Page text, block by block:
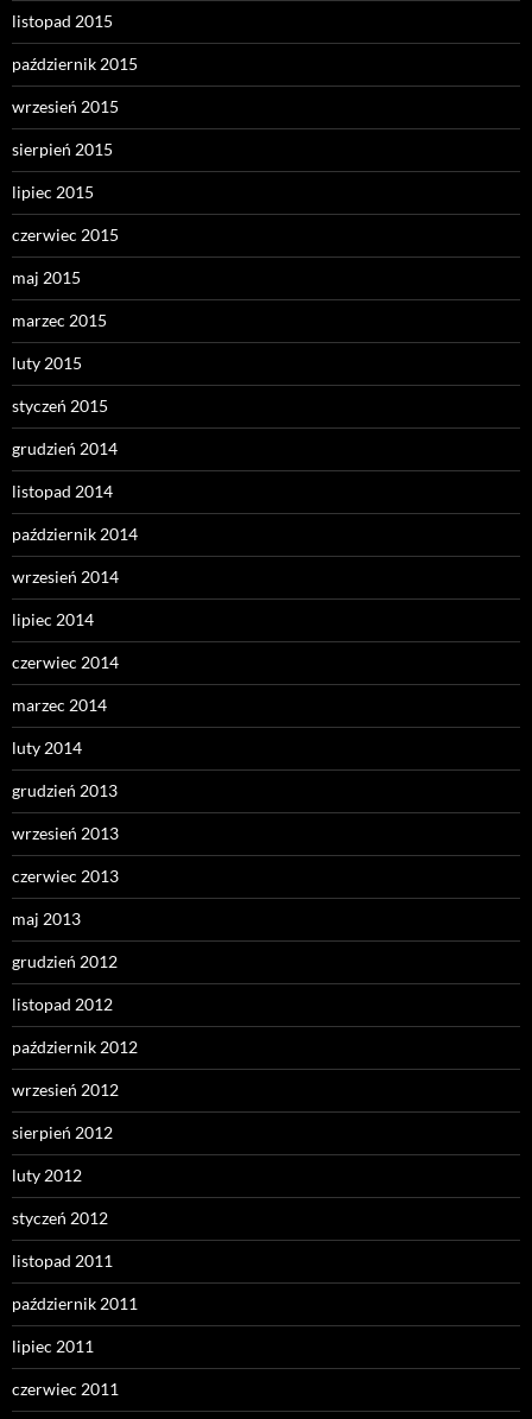
listopad 2015
październik 2015
wrzesień 2015
sierpień 2015
lipiec 2015
czerwiec 2015
maj 2015
marzec 2015
luty 2015
styczeń 2015
grudzień 2014
listopad 2014
październik 2014
wrzesień 2014
lipiec 2014
czerwiec 2014
marzec 2014
luty 2014
grudzień 2013
wrzesień 2013
czerwiec 2013
maj 2013
grudzień 2012
listopad 2012
październik 2012
wrzesień 2012
sierpień 2012
luty 2012
styczeń 2012
listopad 2011
październik 2011
lipiec 2011
czerwiec 2011